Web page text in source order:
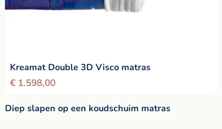
Kreamat Double 3D Visco matras
€ 1.598,00
Diep slapen op een koudschuim matras